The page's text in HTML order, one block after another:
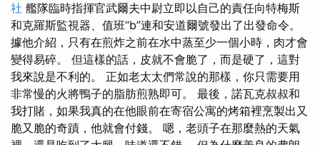
社 艦隊臨時指揮官武爾夫中尉立即以自己的責任向特梅斯
和克羅斯監視器、值班“b”連和安道爾號發出了出發命令。
據他介紹，只有在煎炸之前在水中蒸至少一個小時，肉才會
變得易碎。 但這樣的話，皮就不會脆了，而是硬了，這對
我來說是不利的。 正如老太太們常說的那樣，你只需要用
非常慢的火將鴨子的脂肪煎熟即可。 最後，諾瓦克叔叔和
我打賭，如果我真的在他眼前在寄宿公寓的烤箱裡烹製出又
脆又脆的奇蹟，他就會付錢。 嗯，老頭子在那麼熱的天氣